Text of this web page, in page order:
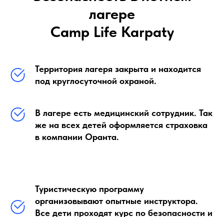
лагере
Camp Life Karpaty
Территория лагеря закрыта и находится
под круглосуточной охраной.
В лагере есть медицинский сотрудник. Так
же на всех детей оформляется страховка
в компании Оранта.
Туристическую программу
организовывают опытные инструктора.
Все дети проходят курс по безопасности и